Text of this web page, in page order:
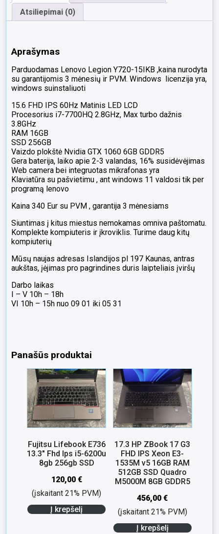
Atsiliepimai (0)
Aprašymas
Parduodamas Lenovo Legion Y720-15IKB,kaina nurodyta
su garantijomis 3 mėnesių ir PVM. Windows licenzija yra,
windows suinstaliuoti
15.6 FHD IPS 60Hz Matinis LED LCD
Procesorius i7-7700HQ 2.8GHz, Max turbo dažnis
3.8GHz
RAM 16GB
SSD 256GB
Vaizdo plokštė Nvidia GTX 1060 6GB GDDR5
Gera baterija, laiko apie 2-3 valandas, 16% susidėvėjimas
Web camera bei integruotas mikrafonas yra
Klaviatūra su pašvietimu , ant windows 11 valdosi tik per
programą lenovo
Kaina 340 Eur su PVM , garantija 3 mėnesiams
Siuntimas į kitus miestus nemokamas omniva paštomatu.
Komplekte kompiuteris ir įkroviklis. Turime daug kitų
kompiuterių
Mūsų naujas adresas Islandijos pl 197 Kaunas, antras
aukštas, įėjimas pro pagrindines duris laipteliais įviršų
Darbo laikas
I – V 10h – 18h
VI 10h – 15h nuo 09 01 iki 05 31
Panašūs produktai
Fujitsu Lifebook E736
13.3″ Fhd Ips i5-6200u
8gb 256gb SSD
120,00 €
(įskaitant 21% PVM)
Į krepšelį
17.3 HP ZBook 17 G3
FHD IPS Xeon E3-
1535M v5 16GB RAM
512GB SSD Quadro
M5000M 8GB GDDR5
456,00€
(įskaitant 21% PVM)
Į krepšelį